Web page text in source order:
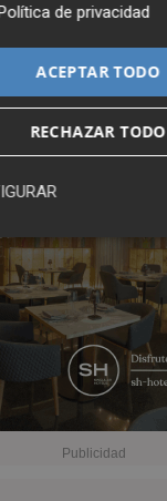
de privacidad
ACEPTAR TODO
RECHAZAR TODO